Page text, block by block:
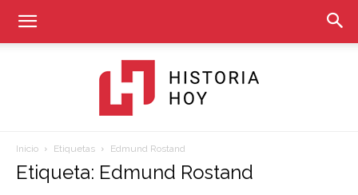
Historia
Inicio Etiquetas Edmund Rostand
Etiqueta: Edmund Rostand